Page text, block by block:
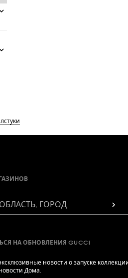
ГОРОД
НА ОБНОВЛЕНИЯ GUCCI
новости о запуске
Дома.